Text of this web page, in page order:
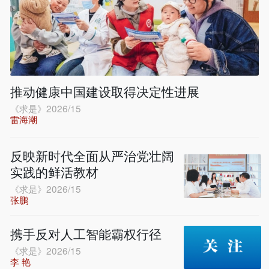
推动健康中国建设取得决定性进展
《求是》2026/15
雷海潮
反映新时代全面从严治党壮阔
实践的鲜活教材
《求是》2026/15
张鹏
携手反对人工智能霸权行径
《求是》2026/15
李 艳